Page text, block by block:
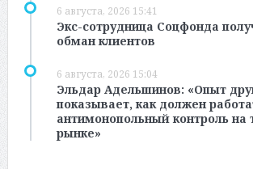
6 августа, 2026 15:41
Экс-сотрудница Соцфонда
обман клиентов
6 августа, 2026 15:04
Эльдар Адельшинов: «Опыт
показывает, как должен
антимонопольный контроль на
рынке»